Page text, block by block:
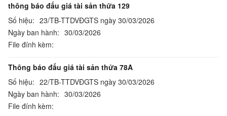
thông báo đấu giá tài sản thửa 129
Số hiệu: 23/TB-TTDVĐGTS ngày 30/03/2026
Ngày ban hành: 30/03/2026
File đính kèm:
Thông báo đấu giá tài sản thửa 78A
Số hiệu: 22/TB-TTDVĐGTS ngày 30/03/2026
Ngày ban hành: 30/03/2026
File đính kèm: